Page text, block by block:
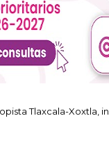
Tlaxcala-Xoxtla,